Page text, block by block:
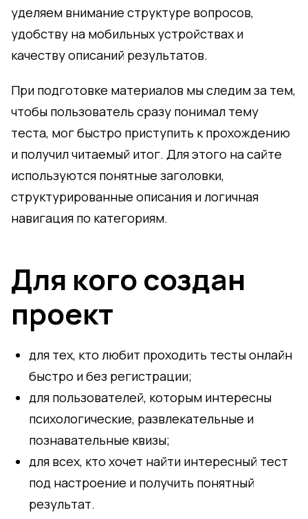
уделяем внимание структуре вопросов,
удобству на мобильных устройствах и
качеству описаний результатов.
При подготовке материалов мы следим за тем,
чтобы пользователь сразу понимал тему
теста, мог быстро приступить к прохождению
и получил читаемый итог. Для этого на сайте
используются понятные заголовки,
структурированные описания и логичная
навигация по категориям.
Для кого создан
проект
для тех, кто любит проходить тесты онлайн
быстро и без регистрации;
для пользователей, которым интересны
психологические, развлекательные и
познавательные квизы;
для всех, кто хочет найти интересный тест
под настроение и получить понятный
результат.